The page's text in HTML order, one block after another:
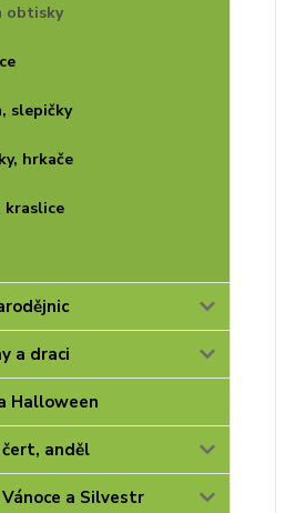
obtisky
slepičky
hrkače
kraslice
a draci
Halloween
anděl
a Silvestr